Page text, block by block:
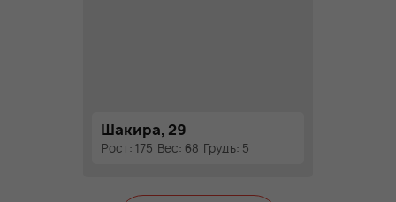
Шакира, 29
Рост: 175 Вес: 68 Грудь: 5